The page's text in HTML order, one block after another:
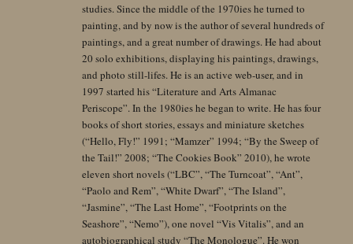
studies. Since the middle of the 1970ies he turned to
painting, and by now is the author of several hundreds of
paintings, and a great number of drawings. He had about
20 solo exhibitions, displaying his paintings, drawings,
and photo still-lifes. He is an active web-user, and in
1997 started his “Literature and Arts Almanac
Periscope”. In the 1980ies he began to write. He has four
books of short stories, essays and miniature sketches
(“Hello, Fly!” 1991; “Mamzer” 1994; “By the Sweep of
the Tail!” 2008; “The Cookies Book” 2010), he wrote
eleven short novels (“LBC”, “The Turncoat”, “Ant”,
“Paolo and Rem”, “White Dwarf”, “The Island”,
“Jasmine”, “The Last Home”, “Footprints on the
Seashore”, “Nemo”), one novel “Vis Vitalis”, and an
autobiographical study “The Monologue”. He won